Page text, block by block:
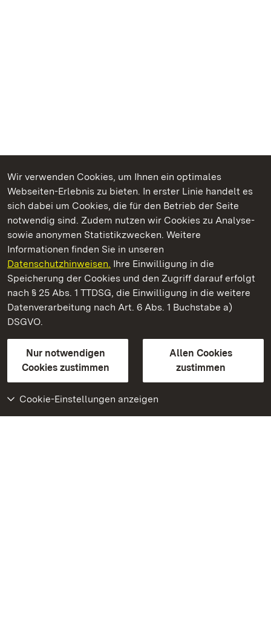
Wir verwenden Cookies, um Ihnen ein optimales
Webseiten-Erlebnis zu bieten. In erster Linie handelt es
sich dabei um Cookies, die für den Betrieb der Seite
notwendig sind. Zudem nutzen wir Cookies zu Analyse-
sowie anonymen Statistikzwecken. Weitere
Informationen finden Sie in unseren
Datenschutzhinweisen. Ihre Einwilligung in die
Speicherung der Cookies und den Zugriff darauf erfolgt
nach § 25 Abs. 1 TTDSG, die Einwilligung in die weitere
Datenverarbeitung nach Art. 6 Abs. 1 Buchstabe a)
DSGVO.
Nur notwendigen
Cookies zustimmen
Allen Cookies
zustimmen
Cookie-Einstellungen anzeigen
Kommen. Staunen. Genießen.
Staatliche Schlösser und Gärten Baden‑Württemberg
Staatliche Schlösser und Gärten Baden-Württemberg
Kontakt
GebärdenspracheLeichte Sprache
Erklärung zur Barrierefreiheit
BITV-konform (geprüfte Seiten)
Weiteres